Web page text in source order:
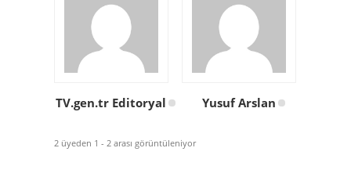
TV.gen.tr Editoryal Yusuf Arslan
2 üyeden 1 - 2 arası görüntüleniyor